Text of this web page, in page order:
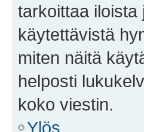
tarkoittaa
käytettävistä
miten näitä
helposti
koko viestin.
Ylös